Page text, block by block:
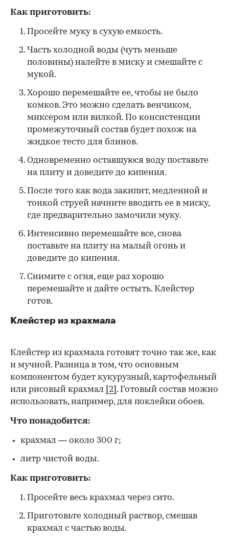
Как приготовить:
Просейте муку в сухую емкость.
Часть холодной воды (чуть меньше
половины) налейте в миску и смешайте с
мукой.
Хорошо перемешайте ее, чтобы не было
комков. Это можно сделать венчиком,
миксером или вилкой. По консистенции
промежуточный состав будет похож на
жидкое тесто для блинов.
Одновременно оставшуюся воду поставьте
на плиту и доведите до кипения.
После того как вода закипит, медленной и
тонкой струей начните вводить ее в миску,
где предварительно замочили муку.
Интенсивно перемешайте все, снова
поставьте на плиту на малый огонь и
доведите до кипения.
Снимите с огня, еще раз хорошо
перемешайте и дайте остыть. Клейстер
готов.
Клейстер из крахмала
Клейстер из крахмала готовят точно так же, как
и мучной. Разница в том, что основным
компонентом будет кукурузный, картофельный
или рисовый крахмал
[2] . Готовый состав можно
использовать, например, для поклейки обоев.
Что понадобится:
крахмал — около 300 г;
литр чистой воды.
Как приготовить:
Просейте весь крахмал через сито.
Приготовьте холодный раствор, смешав
крахмал с частью воды.